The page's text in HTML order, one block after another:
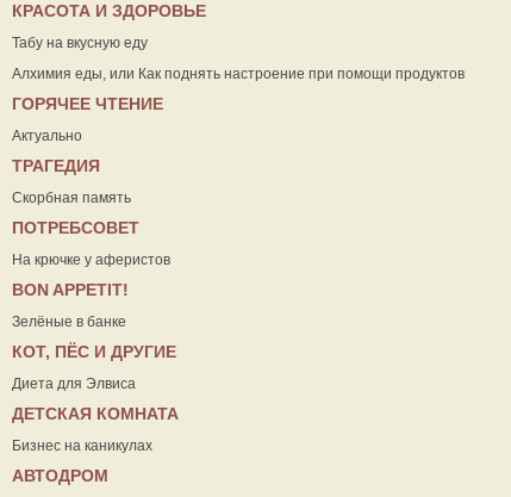
КРАСОТА И ЗДОРОВЬЕ
Табу на вкусную еду
Алхимия еды, или Как поднять настроение при помощи продуктов
ГОРЯЧЕЕ ЧТЕНИЕ
Актуально
ТРАГЕДИЯ
Скорбная память
ПОТРЕБСОВЕТ
На крючке у аферистов
ВON APPETIT!
Зелёные в банке
КОТ, ПЁС И ДРУГИЕ
Диета для Элвиса
ДЕТСКАЯ КОМНАТА
Бизнес на каникулах
АВТОДРОМ